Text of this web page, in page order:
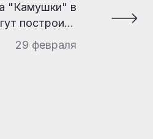
"Камушки" в
построить
здания
29 февраля